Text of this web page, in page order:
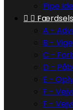
Pipe
 
A -
B -
C -
D -
E -
F -
F -